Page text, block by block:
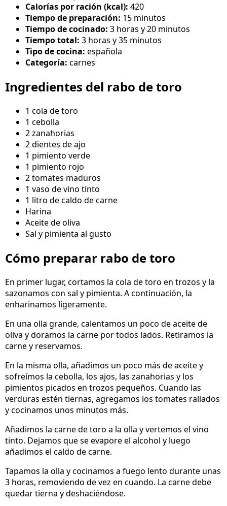
Calorías por ración (kcal): 420
Tiempo de preparación: 15 minutos
Tiempo de cocinado: 3 horas y 20 minutos
Tiempo total: 3 horas y 35 minutos
Tipo de cocina: española
Categoría: carnes
Ingredientes del rabo de toro
1 cola de toro
1 cebolla
2 zanahorias
2 dientes de ajo
1 pimiento verde
1 pimiento rojo
2 tomates maduros
1 vaso de vino tinto
1 litro de caldo de carne
Harina
Aceite de oliva
Sal y pimienta al gusto
Cómo preparar rabo de toro
En primer lugar, cortamos la cola de toro en trozos y la
sazonamos con sal y pimienta. A continuación, la
enharinamos ligeramente.
En una olla grande, calentamos un poco de aceite de
oliva y doramos la carne por todos lados. Retiramos la
carne y reservamos.
En la misma olla, añadimos un poco más de aceite y
sofreímos la cebolla, los ajos, las zanahorias y los
pimientos picados en trozos pequeños. Cuando las
verduras estén tiernas, agregamos los tomates rallados
y cocinamos unos minutos más.
Añadimos la carne de toro a la olla y vertemos el vino
tinto. Dejamos que se evapore el alcohol y luego
añadimos el caldo de carne.
Tapamos la olla y cocinamos a fuego lento durante unas
3 horas, removiendo de vez en cuando. La carne debe
quedar tierna y deshaciéndose.